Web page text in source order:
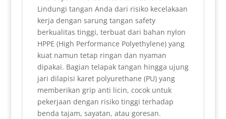
y
Lindungi tangan Anda dari risiko kecelakaan
kerja dengan sarung tangan safety
berkualitas tinggi, terbuat dari bahan nylon
HPPE (High Performance Polyethylene) yang
kuat namun tetap ringan dan nyaman
dipakai. Bagian telapak tangan hingga ujung
jari dilapisi karet polyurethane (PU) yang
memberikan grip anti licin, cocok untuk
pekerjaan dengan risiko tinggi terhadap
benda tajam, sayatan, atau goresan.